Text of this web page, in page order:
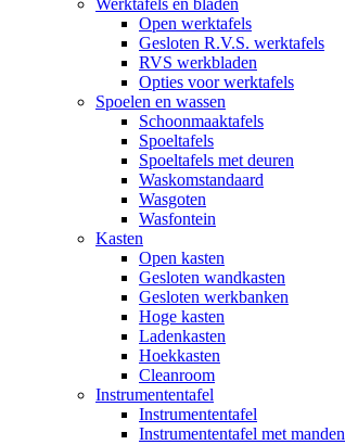
Open werktafels
Gesloten R.V.S. werktafels
RVS werkbladen
Opties voor werktafels
Spoelen en wassen
Schoonmaaktafels
Spoeltafels
Spoeltafels met deuren
Waskomstandaard
Wasgoten
Wasfontein
Kasten
Open kasten
Gesloten wandkasten
Gesloten werkbanken
Hoge kasten
Ladenkasten
Hoekkasten
Cleanroom
Instrumententafel
Instrumententafel
Instrumententafel met manden